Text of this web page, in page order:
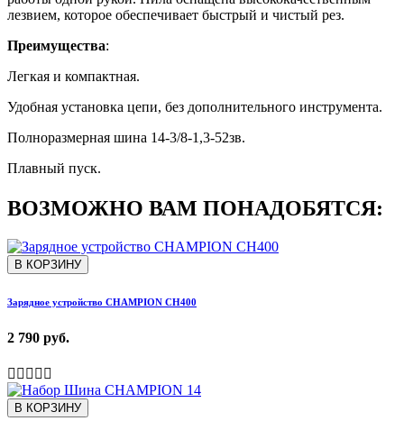
лезвием, которое обеспечивает быстрый и чистый рез.
Преимущества:
Легкая и компактная.
Удобная установка цепи, без дополнительного инструмента.
Полноразмерная шина 14-3/8-1,3-52зв.
Плавный пуск.
ВОЗМОЖНО ВАМ ПОНАДОБЯТСЯ:
В КОРЗИНУ
Зарядное устройство CHAMPION CH400
2 790 руб.
В КОРЗИНУ